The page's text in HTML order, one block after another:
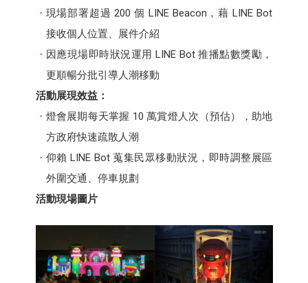
現場部署超過 200 個 LINE Beacon，藉 LINE Bot
接收個人位置、展件介紹
因應現場即時狀況運用 LINE Bot 推播點數獎勵，
更順暢分批引導人潮移動
活動展現效益：
燈會展期每天掌握 10 萬賞燈人次（預估），助地
方政府快速疏散人潮
仰賴 LINE Bot 蒐集民眾移動狀況，即時調整展區
外圍交通、停車規劃
活動現場圖片